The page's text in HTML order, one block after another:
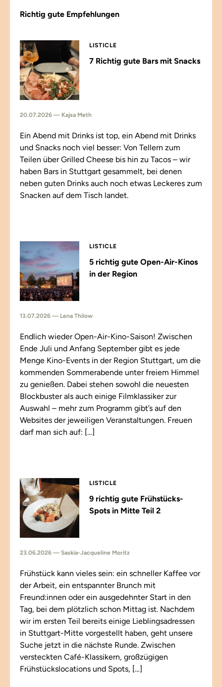
Richtig gute Empfehlungen
LISTICLE
7 Richtig gute Bars mit Snacks
20.07.2026 — Kajsa Meth
Ein Abend mit Drinks ist top, ein Abend mit Drinks
und Snacks noch viel besser: Von Tellern zum
Teilen über Grilled Cheese bis hin zu Tacos – wir
haben Bars in Stuttgart gesammelt, bei denen
neben guten Drinks auch noch etwas Leckeres zum
Snacken auf dem Tisch landet.
LISTICLE
5 richtig gute Open-Air-Kinos
in der Region
13.07.2026 — Lena Thilow
Endlich wieder Open-Air-Kino-Saison! Zwischen
Ende Juli und Anfang September gibt es jede
Menge Kino-Events in der Region Stuttgart, um die
kommenden Sommerabende unter freiem Himmel
zu genießen. Dabei stehen sowohl die neuesten
Blockbuster als auch einige Filmklassiker zur
Auswahl – mehr zum Programm gibt’s auf den
Websites der jeweiligen Veranstaltungen. Freuen
darf man sich auf: […]
LISTICLE
9 richtig gute Frühstücks-
Spots in Mitte Teil 2
23.06.2026 — Saskia-Jacqueline Moritz
Frühstück kann vieles sein: ein schneller Kaffee vor
der Arbeit, ein entspannter Brunch mit
Freund:innen oder ein ausgedehnter Start in den
Tag, bei dem plötzlich schon Mittag ist. Nachdem
wir im ersten Teil bereits einige Lieblingsadressen
in Stuttgart-Mitte vorgestellt haben, geht unsere
Suche jetzt in die nächste Runde. Zwischen
versteckten Café-Klassikern, großzügigen
Frühstückslocations und Spots, […]